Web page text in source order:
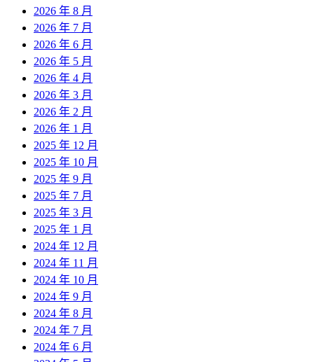
2026 年 8 月
2026 年 7 月
2026 年 6 月
2026 年 5 月
2026 年 4 月
2026 年 3 月
2026 年 2 月
2026 年 1 月
2025 年 12 月
2025 年 10 月
2025 年 9 月
2025 年 7 月
2025 年 3 月
2025 年 1 月
2024 年 12 月
2024 年 11 月
2024 年 10 月
2024 年 9 月
2024 年 8 月
2024 年 7 月
2024 年 6 月